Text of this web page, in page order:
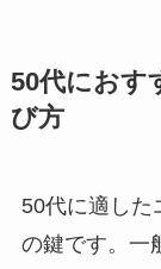
50代におす
び方
50代に適した
の鍵です。一